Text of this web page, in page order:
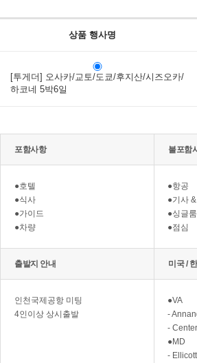
상품 행사명
[투게더] 오사카/교토/도쿄/후지산/시즈오카/
하코네 5박6일
포함사항
●호텔
●식사
●가이드
●차량
불포함
●항공
●기사
●싱글
●점심
출발지 안내
인천국제공항 미팅
4인이상 상시출발
미국 /
●VA
-
-
●MD
-